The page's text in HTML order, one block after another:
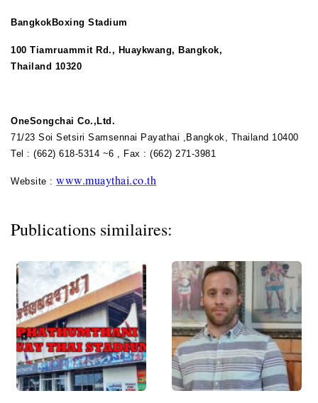
Bangkok Boxing Stadium
100 Tiamruammit Rd., Huaykwang, Bangkok,
Thailand 10320
OneSongchai Co.,Ltd.
71/23 Soi Setsiri Samsennai Payathai ,Bangkok, Thailand 10400
Tel : (662) 618-5314 ~6 , Fax : (662) 271-3981
Website : www.muaythai.co.th
Publications similaires: